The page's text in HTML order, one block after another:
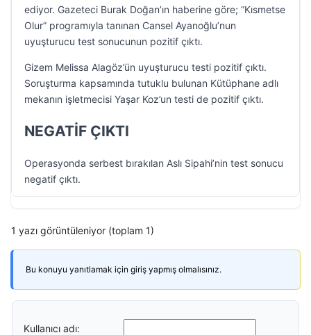
ediyor. Gazeteci Burak Doğan’ın haberine göre; “Kısmetse
Olur” programıyla tanınan Cansel Ayanoğlu’nun
uyuşturucu test sonucunun pozitif çıktı.
Gizem Melissa Alagöz’ün uyuşturucu testi pozitif çıktı.
Soruşturma kapsamında tutuklu bulunan Kütüphane adlı
mekanın işletmecisi Yaşar Koz’un testi de pozitif çıktı.
NEGATİF ÇIKTI
Operasyonda serbest bırakılan Aslı Sipahi’nin test sonucu
negatif çıktı.
1 yazı görüntüleniyor (toplam 1)
Bu konuyu yanıtlamak için giriş yapmış olmalısınız.
Kullanıcı adı: